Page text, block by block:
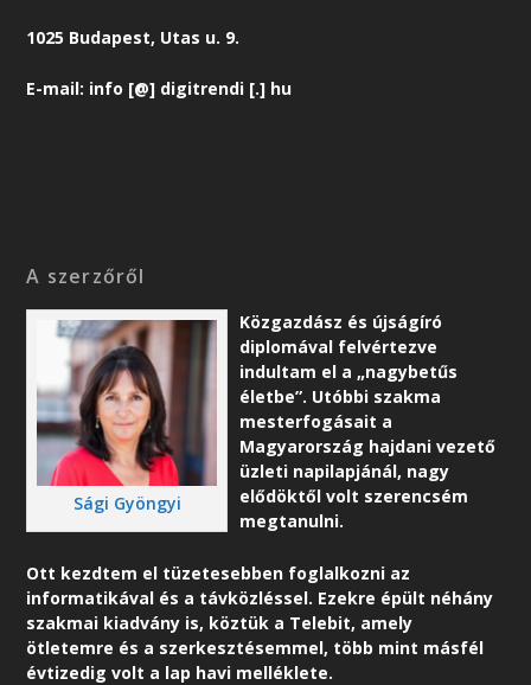
1025 Budapest, Utas u. 9.
E-mail: info [@] digitrendi [.] hu
A szerzőről
Sági Gyöngyi
Közgazdász és újságíró
diplomával felvértezve
indultam el a „nagybetűs
életbe”. Utóbbi szakma
mesterfogásait a
Magyarország hajdani vezető
üzleti napilapjánál, nagy
elődöktől volt szerencsém
megtanulni.
Ott kezdtem el tüzetesebben foglalkozni az
informatikával és a távközléssel. Ezekre épült néhány
szakmai kiadvány is, köztük a Telebit, amely
ötletemre és a szerkesztésemmel, több mint másfél
évtizedig volt a lap havi melléklete.